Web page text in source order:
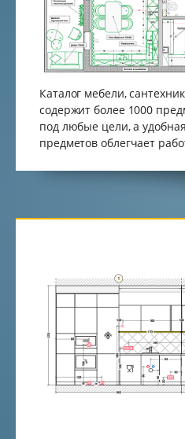
Каталог мебели,
содержит более 1000
под любые цели, а
предметов облегчает